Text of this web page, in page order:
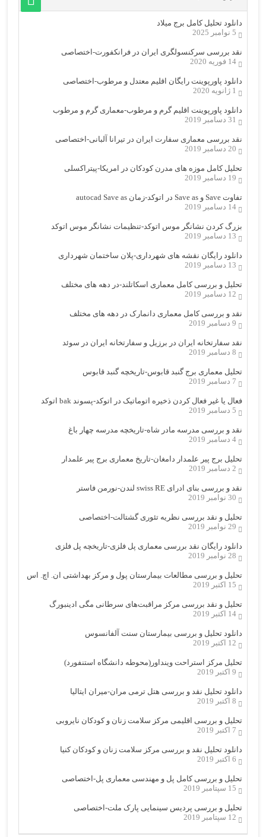
دانلود تحلیل کامل برج میلاد
5 نوامبر 2025
نقد بررسی سرکنسولگری ایران در فرانکفورت-اختصاصی
14 فوریه 2020
دانلود پاورپوینت رایگان اقلیم معتدل و مرطوب-اختصاصی
1 ژانویه 2020
دانلود پاورپوینت اقلیم گرم و مرطوب-معماری گرم و مرطوب
31 دسامبر 2019
نقد بررسی معماری سفارت ایران در تیرانا آلبانی-اختصاصی
20 دسامبر 2019
تحلیل کامل موزه های مدرن کودکان در امریکا-پیتراکسلی
19 دسامبر 2019
تفاوت Save و Save as در اتوکد-زمان autocad Save as
14 دسامبر 2019
بزرگ کردن نشانگر موس اتوکد-تنظیمات نشانگر موس اتوکد
13 دسامبر 2019
دانلود رایگان نقشه های شهرداری-پلان ساختمان شهرداری
13 دسامبر 2019
تحلیل و بررسی کامل معماری اسکاتلند-در دهه های مختلف
12 دسامبر 2019
نقد و بررسی کامل معماری دانمارک در دهه های مختلف
9 دسامبر 2019
نقد سفارتخانه ایران در برزیل و سفارتخانه ایران در سوئد
8 دسامبر 2019
تحلیل معماری برج گنبد قابوس-تاریخچه گنبد قابوس
7 دسامبر 2019
فعال یا غیر فعال کردن ذخیره اتوماتیک در اتوکد-پسوند bak اتوکد
5 دسامبر 2019
نقد و بررسی مدرسه مادر شاه-تاریخچه مدرسه چهار باغ
4 دسامبر 2019
تحلیل برج پیر علمدار دامغان-تاریخ معماری برج پیر علمدار
2 دسامبر 2019
نقد و بررسی بنای ادرای swiss RE لندن-نورمن فاستر
30 نوامبر 2019
تحلیل و نقد بررسی نظریه تئوری گشتالت-اختصاصی
29 نوامبر 2019
دانلود رایگان نقد بررسی معماری پل فلزی-تاریخچه پل فلزی
28 نوامبر 2019
تحلیل و بررسی مطالعات بیمارستان پول و مرکز بهداشتی ان. اچ. اس
15 اکتبر 2019
تحلیل و نقد بررسی مرکز مراقبت‌های سرطانی مگی ادینبورگ
14 اکتبر 2019
دانلود تحلیل و بررسی بیمارستان سنت آلفانسوس
12 اکتبر 2019
تحلیل مرکز استراحت وینداور(محوطه دانشگاه استنفورد)
9 اکتبر 2019
دانلود تحلیل نقد و بررسی هتل ترمی مران-میران ایتالیا
8 اکتبر 2019
تحلیل و بررسی اقلیمی مرکز سلامت زنان و کودکان نایروبی
7 اکتبر 2019
دانلود تحلیل نقد و بررسی مرکز سلامت زنان و کودکان کنیا
6 اکتبر 2019
تحلیل و بررسی کامل پل و مهندسی معماری پل-اختصاصی
15 سپتامبر 2019
تحلیل و بررسی پردیس سینمایی پارک ملت-اختصاصی
12 سپتامبر 2019